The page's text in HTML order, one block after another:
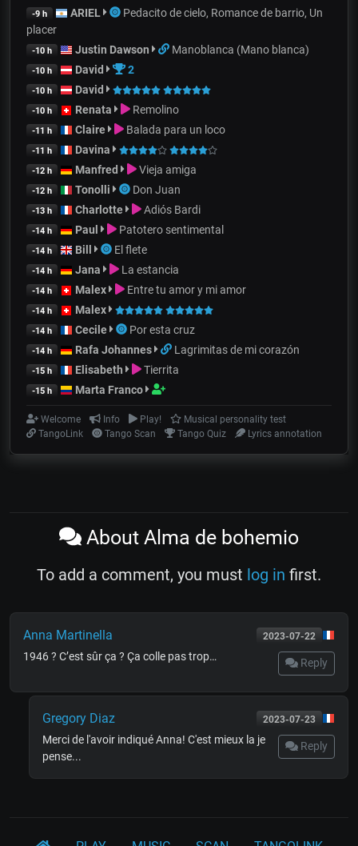
-9 h ARIEL
Pedacito de cielo, Romance de barrio, Un
placer
-10 h Justin Dawson Manoblanca (Mano blanca)
-10 h David 2
-10 h David
-10 h Renata Remolino
-11 h Claire Balada para un loco
-11 h Davina
-12 h Manfred Vieja amiga
-12 h Tonolli Don Juan
-13 h Charlotte Adiós Bardi
-14 h Paul Patotero sentimental
-14 h Bill El flete
-14 h Jana La estancia
-14 h Malex Entre tu amor y mi amor
-14 h Malex
-14 h Cecile Por esta cruz
-14 h Rafa Johannes Lagrimitas de mi corazón
-15 h Elisabeth Tierrita
-15 h Marta Franco
Welcome Info Play!
Musical personality test
TangoLink
Tango Scan Tango Quiz Lyrics annotation
About Alma de bohemio
To add a comment, you must log in first.
2023-07-22
Anna Martinella
Reply
1946 ? C’est sûr ça ? Ça colle pas trop…
2023-07-23
Gregory Diaz
Reply
Merci de l'avoir indiqué Anna! C'est mieux la je
pense...